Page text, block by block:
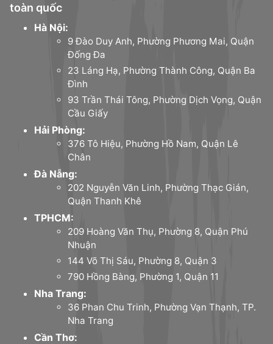
toàn quốc
Hà Nội:
9 Đào Duy Anh, Phường Phương Mai, Quận
Đống Đa
23 Láng Hạ, Phường Thành Công, Quận Ba
Đình
93 Trần Thái Tông, Phường Dịch Vọng, Quận
Cầu Giấy
Hải Phòng:
376 Tô Hiệu, Phường Hồ Nam, Quận Lê
Chân
Đà Nẵng:
202 Nguyễn Văn Linh, Phường Thạc Gián,
Quận Thanh Khê
TPHCM:
209 Hoàng Văn Thụ, Phường 8, Quận Phú
Nhuận
144 Võ Thị Sáu, Phường 8, Quận 3
790 Hồng Bàng, Phường 1, Quận 11
Nha Trang:
36 Phan Chu Trinh, Phường Vạn Thạnh, TP.
Nha Trang
Cần Thơ: